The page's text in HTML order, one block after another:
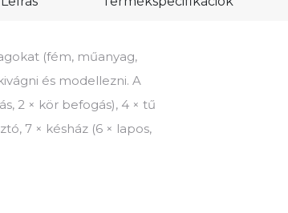
(fém, műanyag,
és modellezni. A
2 × kör befogás), 4 × tű
7 × késház (6 × lapos,